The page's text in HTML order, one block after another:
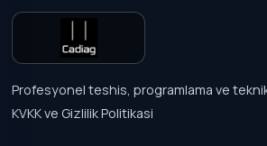
Profesyonel teshis, programlama ve
KVKK ve Gizlilik Politikasi